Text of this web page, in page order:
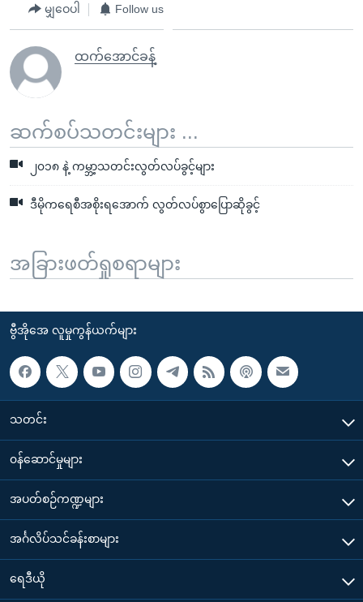
မျှဝေပါ Follow us
ထက်အောင်ခန့်
ဆက်စပ်သတင်းများ ...
၂၀၁၈ နဲ့ ကမ္ဘာ့သတင်းလွတ်လပ်ခွင့်များ
ဒီမိုကရေစီအစိုးရအောက် လွတ်လပ်စွာပြောဆိုခွင့်
အခြားဖတ်ရှုစရာများ
ဗွီအိုအေ လူမှုကွန်ယက်များ
သတင်း
၀န်ဆောင်မှုများ
အပတ်စဉ်ကဏ္ဍများ
အင်္ဂလိပ်သင်ခန်းစာများ
ရေဒီယို